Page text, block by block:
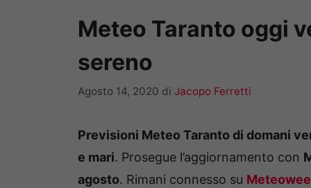
Meteo Taranto oggi
sereno
Agosto 14, 2020 di Jacopo Ferretti
Previsioni Meteo Taranto di domani
e mari. Prosegue l’aggiornamento con
agosto. Rimani connesso su